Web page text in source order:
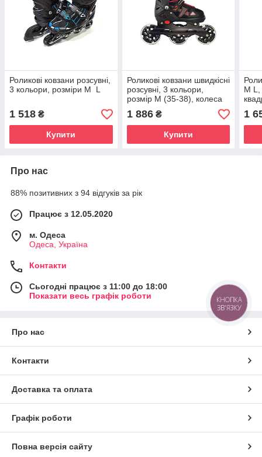
Роликові ковзани розсувні,
3 кольори, розміри M L
1 518 ₴
Купити
Роликові ковзани швидкісні
розсувні, 3 кольори,
розмір M (35-38), колеса
1 886₴
Купити
M L,
1
Про нас
88% позитивних з 94 відгуків за рік
Працює з 12.05.2020
м. Одеса
Одеса, Україна
Контакти
Сьогодні працює з 11:00 до 18:00
Показати весь графік роботи
Про нас
Контакти
Доставка та оплата
Графік роботи
Повна версія сайту
КНОПКА
ЗВ'ЯЗКУ